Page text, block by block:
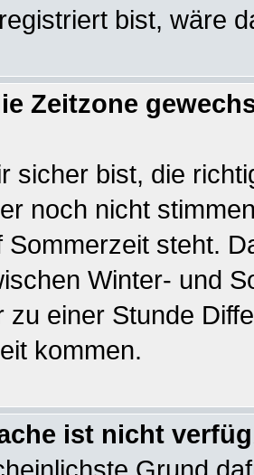
bist, wäre
Zeitzone
sicher bist, die
noch nicht
Sommerzeit steht.
Winter- und
zu einer Stunde
kommen.
ist nicht